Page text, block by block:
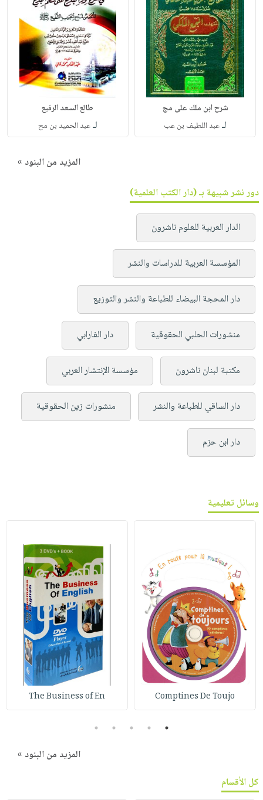
شرح ابن ملك على مج
لـعبد اللطيف بن عب
طالع السعد الرفيع
لـعبد الحميد بن مح
المزيد من البنود »
دور نشر شبيهة بـ (دار الكتب العلمية)
الدار العربية للعلوم ناشرون
المؤسسة العربية للدراسات والنشر
دار المحجة البيضاء للطباعة والنشر والتوزيع
منشورات الحلبي الحقوقية دار الفارابي
مكتبة لبنان ناشرون مؤسسة الإنتشار العربي
دار الساقي للطباعة والنشر منشورات زين الحقوقية
دار ابن حزم
وسائل تعليمية
Comptines De Toujo
The Business of En
1
2
3
4
5
المزيد من البنود »
كل الأقسام